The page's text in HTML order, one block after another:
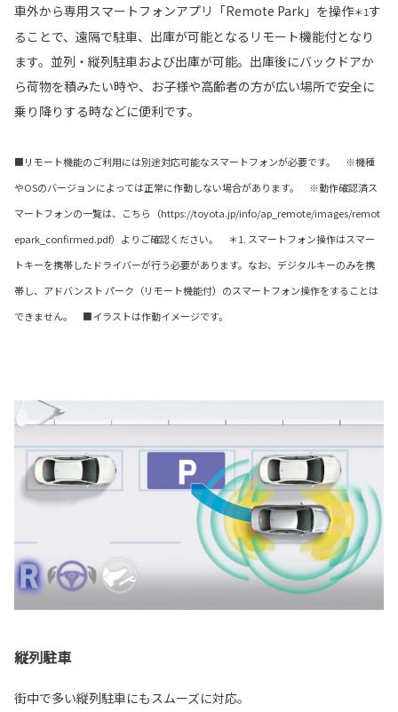
車外から専用スマートフォンアプリ「Remote Park」を操作＊1す
ることで、遠隔で駐車、出庫が可能となるリモート機能付となり
ます。並列・縦列駐車および出庫が可能。出庫後にバックドアか
ら荷物を積みたい時や、お子様や高齢者の方が広い場所で安全に
乗り降りする時などに便利です。
■リモート機能のご利用には別途対応可能なスマートフォンが必要です。 ※機種
やOSのバージョンによっては正常に作動しない場合があります。 ※動作確認済ス
マートフォンの一覧は、こちら（https://toyota.jp/info/ap_remote/images/remot
epark_confirmed.pdf）よりご確認ください。 ＊1. スマートフォン操作はスマー
トキーを携帯したドライバーが行う必要があります。なお、デジタルキーのみを携
帯し、アドバンスト パーク（リモート機能付）のスマートフォン操作をすることは
できません。 ■イラストは作動イメージです。
縦列駐車
街中で多い縦列駐車にもスムーズに対応。